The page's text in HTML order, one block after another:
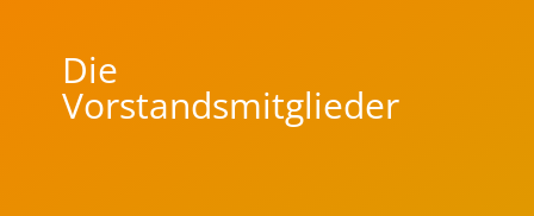
Die
Vorstandsmitglieder